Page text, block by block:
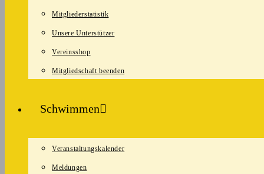
Mitgliederstatistik
Unsere Unterstützer
Vereinsshop
Mitgliedschaft beenden
Schwimmen
Veranstaltungskalender
Meldungen